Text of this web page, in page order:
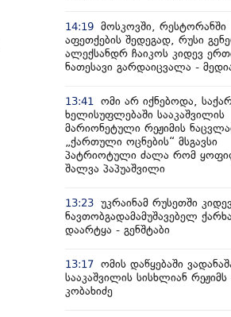
14:19 მოსკოვში, რესტორანში
აფეთქების შედეგად, რუსი
ალექსანდრ ჩაიკოს კიდევ
ნათესავი გარდაიცვალა -
13:41
ომი არ იქნებოდა,
ხელისუფლებაში სააკაშვილის
მარიონეტული რეჟიმის
„ქართული ოცნების“ მსგავსი
პატრიოტული ძალა რომ
შალვა პაპუაშვილი
13:23 უკრაინამ რუსეთში
ნავთობგადამამუშავებელ
დაარტყა - გენშტაბი
13:17 ომის დაწყებაში
სააკაშვილის სისხლიან რეჟიმს
კობახიძე